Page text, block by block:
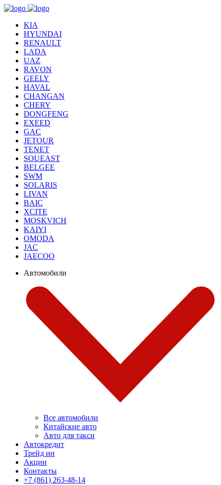
KIA
HYUNDAI
RENAULT
LADA
UAZ
RAVON
GEELY
HAVAL
CHANGAN
CHERY
DONGFENG
EXEED
GAC
JETOUR
TENET
SOUEAST
BELGEE
SWM
SOLARIS
LIVAN
BAIC
XCITE
MOSKVICH
KAIYI
OMODA
JAC
JAECOO
Автомобили
Все автомобили
Китайские авто
Авто для такси
Автокредит
Трейд ин
Акции
Контакты
+7 (861) 263-48-14